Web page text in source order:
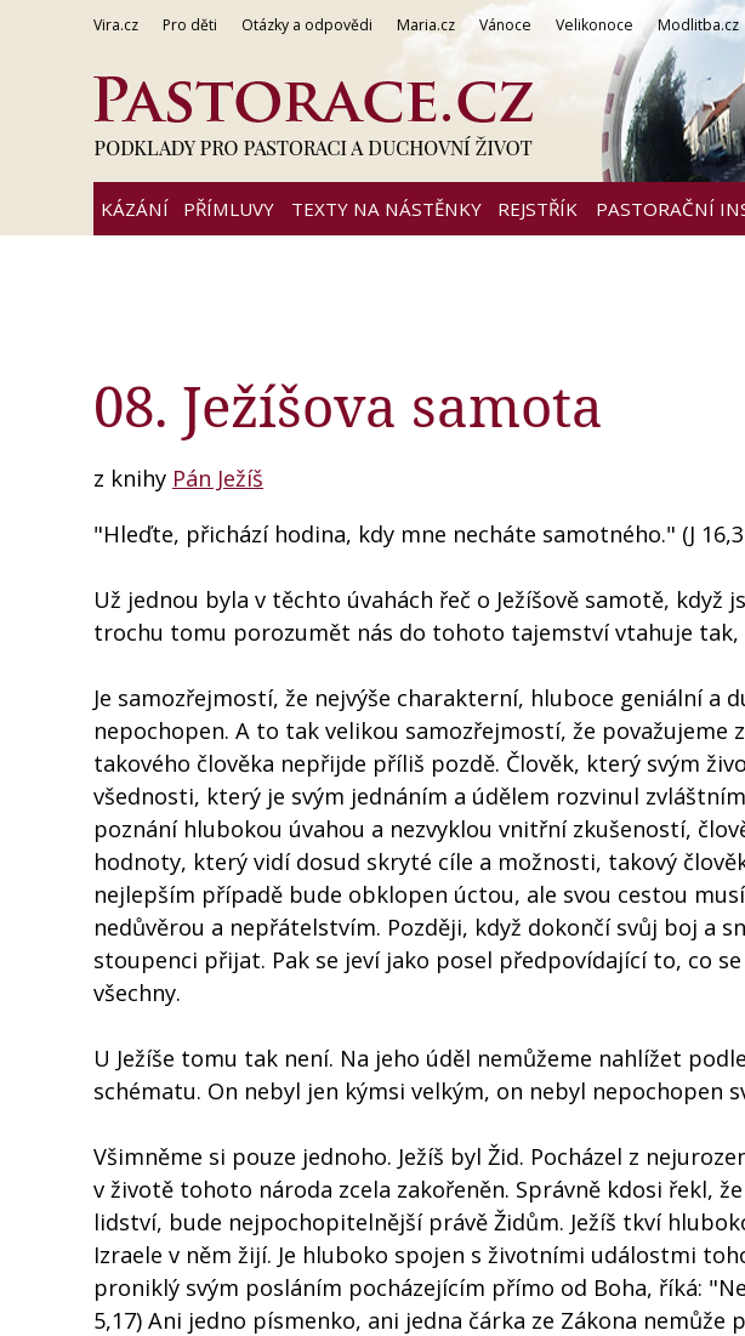
Vira.cz Pro děti Otázky a odpovědi Maria.cz Vánoce Velikonoce Modlitba.cz
KÁZÁNÍ PŘÍMLUVY TEXTY NA NÁSTĚNKY REJSTŘÍK PASTORAČNÍ
08. Ježíšova samota
z knihy Pán Ježíš
"Hleďte, přichází hodina, kdy mne necháte samotného." (J
Už jednou byla v těchto úvahách řeč o Ježíšově samotě,
trochu tomu porozumět nás do tohoto tajemství vtahuje tak,
Je samozřejmostí, že nejvýše charakterní, hluboce geniální a
nepochopen. A to tak velikou samozřejmostí, že považujeme
takového člověka nepřijde příliš pozdě. Člověk, který svým
všednosti, který je svým jednáním a údělem rozvinul
poznání hlubokou úvahou a nezvyklou vnitřní zkušeností,
hodnoty, který vidí dosud skryté cíle a možnosti, takový
nejlepším případě bude obklopen úctou, ale svou cestou
nedůvěrou a nepřátelstvím. Později, když dokončí svůj boj a
stoupenci přijat. Pak se jeví jako posel předpovídající to, co
všechny.
U Ježíše tomu tak není. Na jeho úděl nemůžeme nahlížet
schématu. On nebyl jen kýmsi velkým, on nebyl nepochopen
Všimněme si pouze jednoho. Ježíš byl Žid. Pocházel z
v životě tohoto národa zcela zakořeněn. Správně kdosi řekl,
lidství, bude nejpochopitelnější právě Židům. Ježíš tkví
Izraele v něm žijí. Je hluboko spojen s životními událostmi
proniklý svým posláním pocházejícím přímo od Boha, říká:
5,17) Ani jedno písmenko, ani jedna čárka ze Zákona